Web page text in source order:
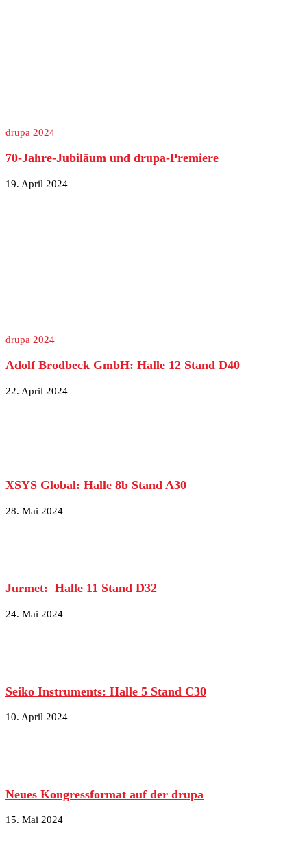
drupa 2024
70-Jahre-Jubiläum und drupa-Premiere
19. April 2024
drupa 2024
Adolf Brodbeck GmbH: Halle 12 Stand D40
22. April 2024
XSYS Global: Halle 8b Stand A30
28. Mai 2024
Jurmet: Halle 11 Stand D32
24. Mai 2024
Seiko Instruments: Halle 5 Stand C30
10. April 2024
Neues Kongressformat auf der drupa
15. Mai 2024